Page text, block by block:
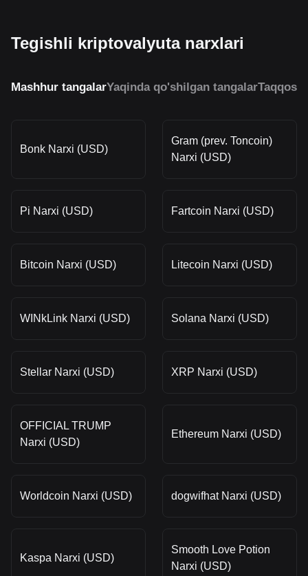
Tegishli kriptovalyuta narxlari
Mashhur tangalarYaqinda qo'shilgan tangalar
Bonk Narxi (USD)
Gram (prev. Toncoin)
Narxi (USD)
Pi Narxi (USD) Fartcoin Narxi (USD)
Bitcoin Narxi (USD) Litecoin Narxi (USD)
WINkLink Narxi (USD) Solana Narxi (USD)
Stellar Narxi (USD) XRP Narxi (USD)
OFFICIAL TRUMP
Narxi (USD)
Ethereum Narxi (USD)
Worldcoin Narxi (USD) dogwifhat Narxi (USD)
Kaspa Narxi (USD)
Smooth Love Potion
Narxi (USD)